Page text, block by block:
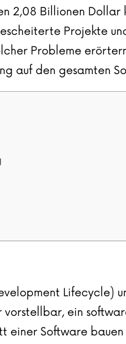
Billionen Dollar
Projekte
Probleme
auf den gesamten
Lifecycle)
ein
einer Software